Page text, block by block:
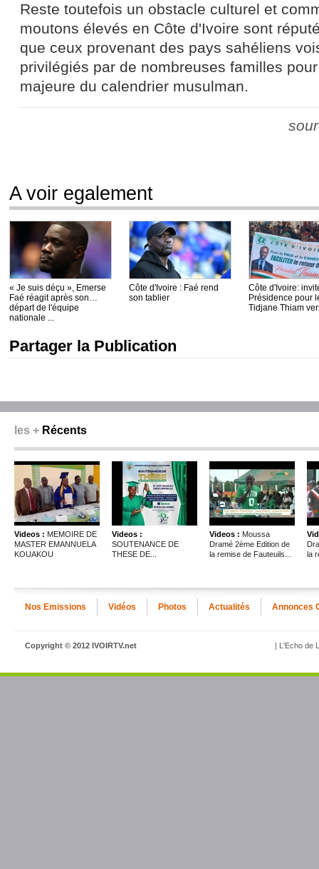
Reste toutefois un obstacle culturel et
moutons élevés en Côte d'Ivoire sont
que ceux provenant des pays sahéliens
privilégiés par de nombreuses familles
majeure du calendrier musulman.
A voir egalement
« Je suis déçu », Emerse
Faé réagit après son
départ de l'équipe
nationale ...
Côte d'Ivoire : Faé rend
son tablier
Côte d'Ivoire:
Présidence pour
Tidjane Thiam
Partager la Publication
les + Récents
Videos : MEMOIRE DE
MASTER EMANNUELA
KOUAKOU
Videos :
SOUTENANCE DE
THESE DE...
Videos : Moussa
Dramé 2ème Edition de
la remise de Fauteuils...
la
Nos Emissions Vidéos Photos Actualités Annonces
Copyright © 2012 IVOIRTV.net | L'Echo de